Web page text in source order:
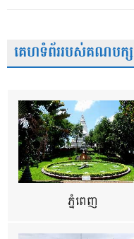
គេហទំព័ររបស់គណបក្សត
ភ្នំពេញ